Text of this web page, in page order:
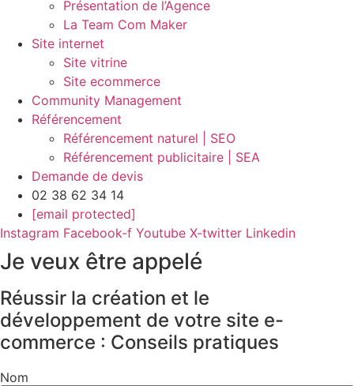
Présentation de l’Agence
La Team Com Maker
Site internet
Site vitrine
Site ecommerce
Community Management
Référencement
Référencement naturel | SEO
Référencement publicitaire | SEA
Demande de devis
02 38 62 34 14
[email protected]
Instagram Facebook-f Youtube X-twitter Linkedin
Je veux être appelé
Réussir la création et le
développement de votre site e-
commerce : Conseils pratiques
Nom